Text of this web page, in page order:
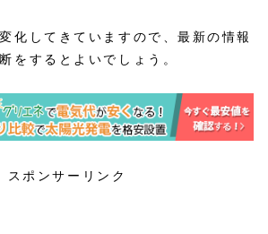
化してきていますので、最新の情報
をするとよいでしょう。
スポンサーリンク